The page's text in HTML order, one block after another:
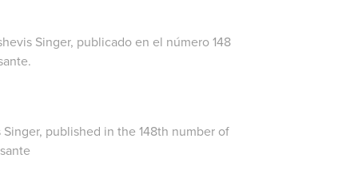
Singer, publicado en el número 148
.
Singer, published in the148th number of